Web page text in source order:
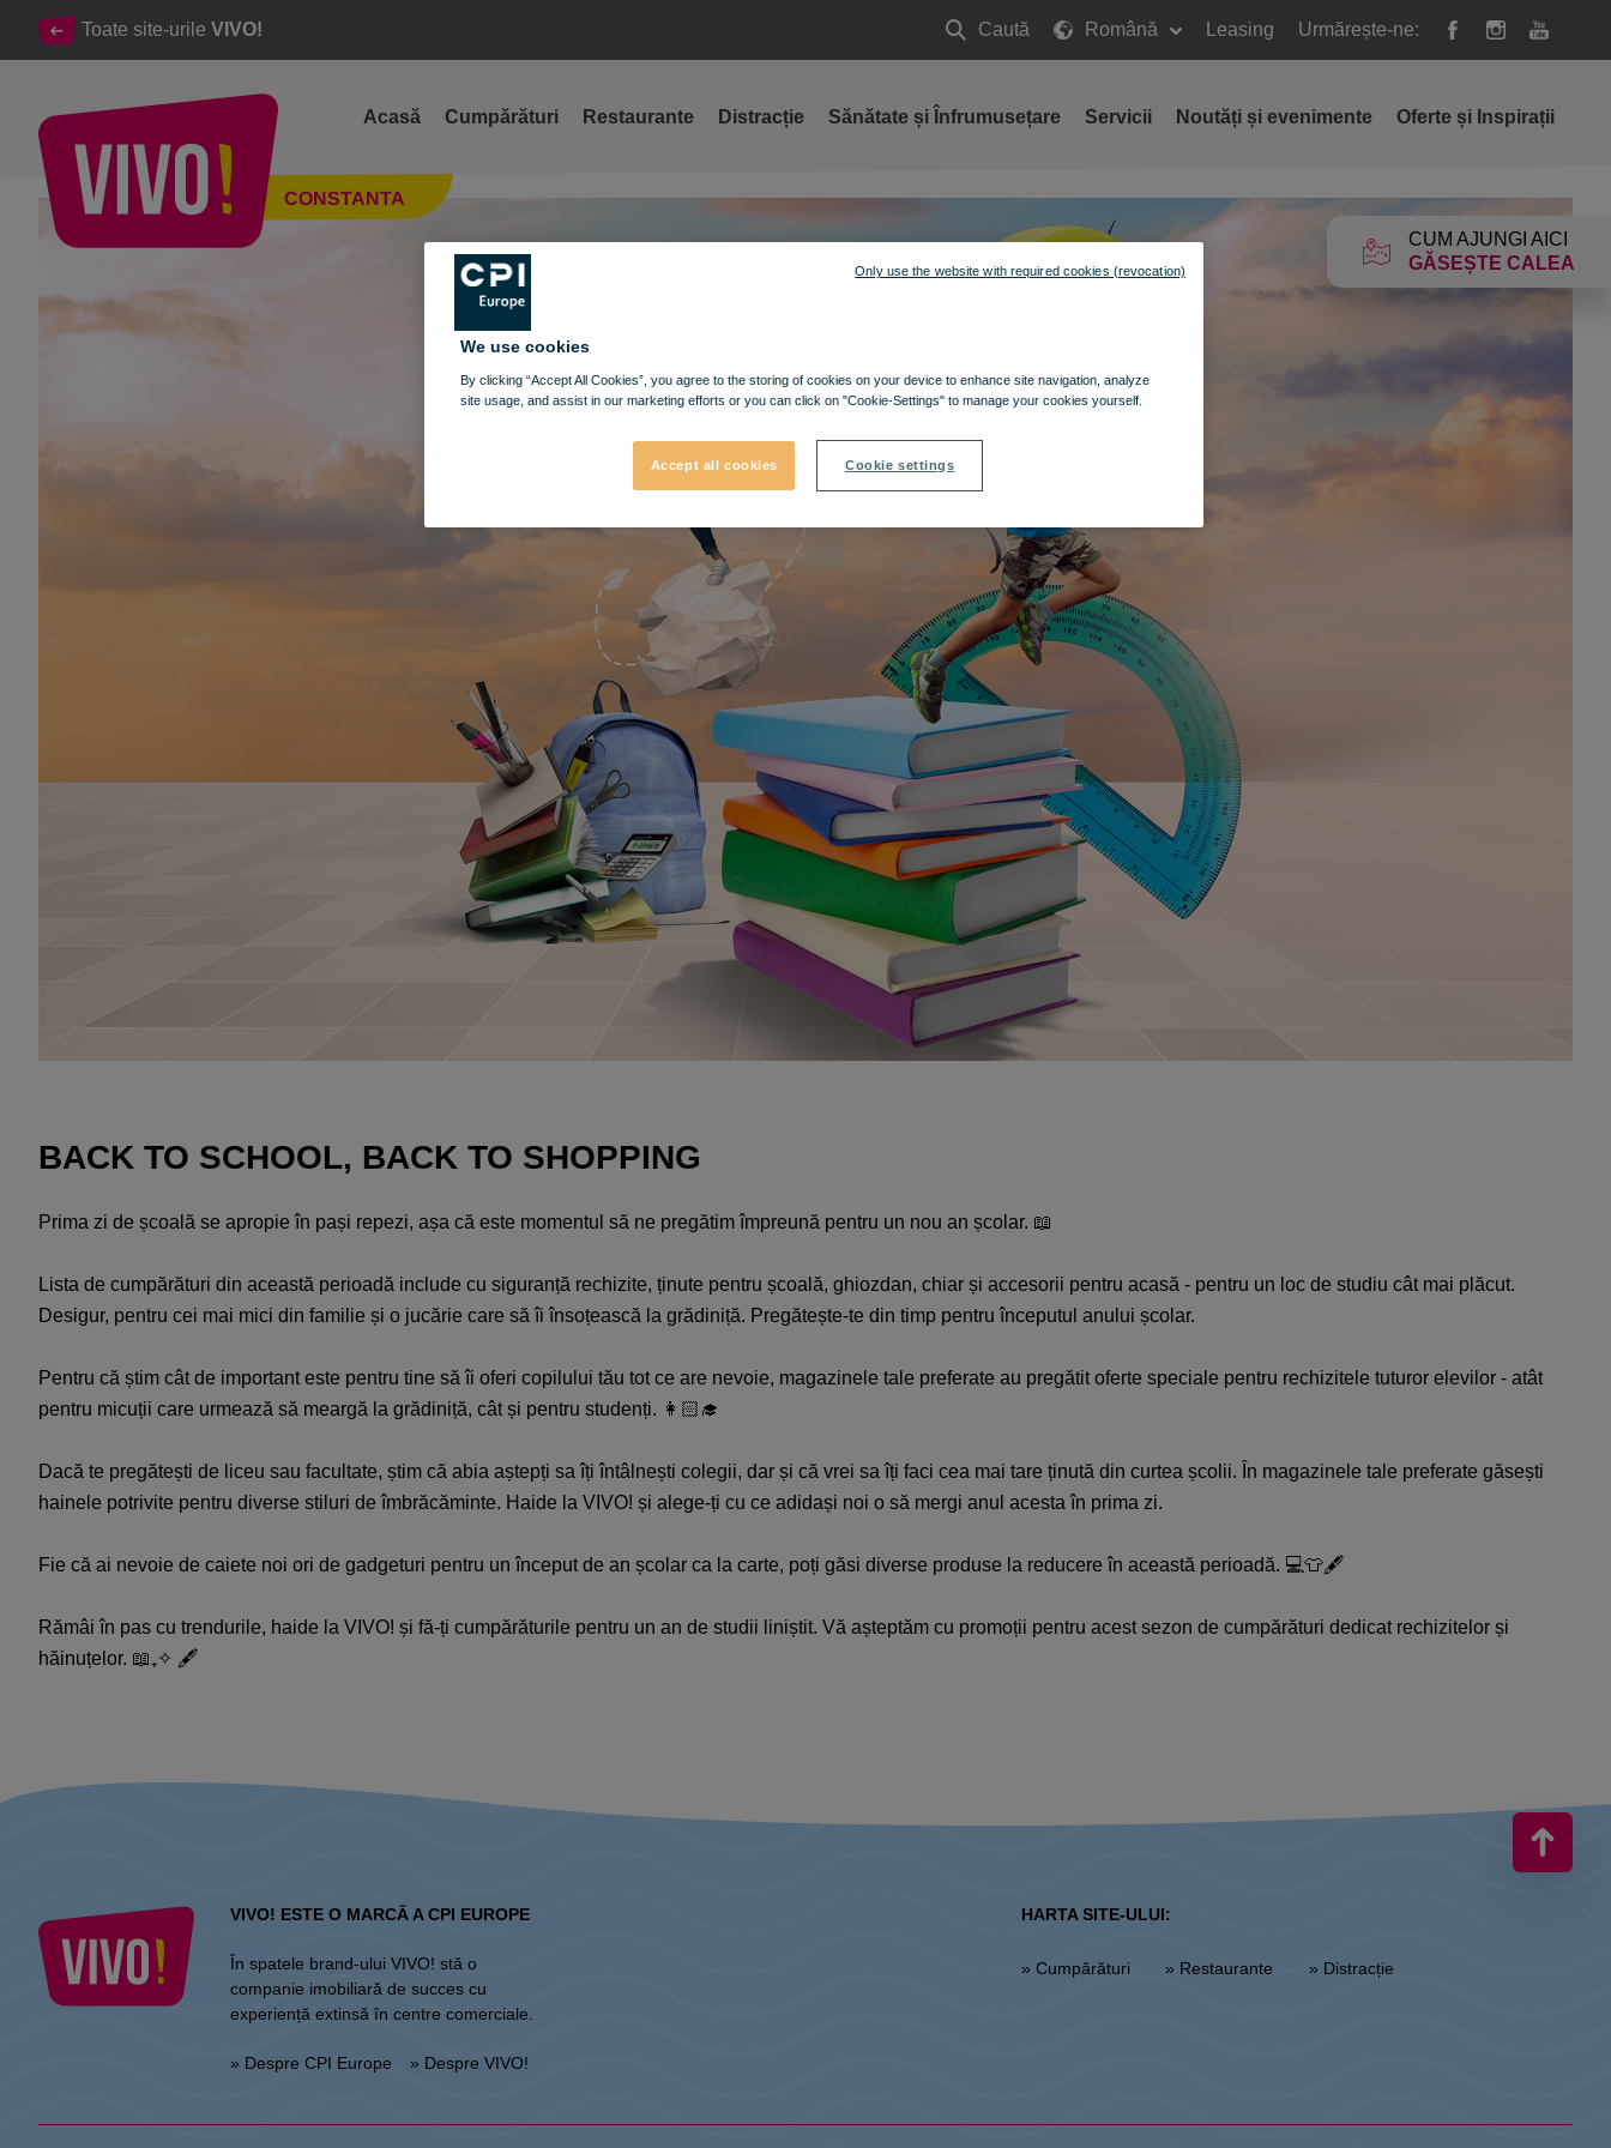
Toate site-urile VIVO! Caută
Caută
Română Leasing Urmărește-ne:
CUM AJUNGI AICI
GĂSEȘTE CALEA
CONSTANTA
Acasă Cumpărături Restaurante Distracție Sănătate și Înfrumusețare Servicii Noutăți și evenimente Oferte și Inspirații
BACK TO SCHOOL, BACK TO SHOPPING
BACK TO SCHOOL, BACK TO SHOPPING
Prima zi de școală se apropie în pași repezi, așa că este momentul să ne pregătim împreună pentru un nou an școlar. 📖
Lista de cumpărături din această perioadă include cu siguranță rechizite, ținute pentru școală, ghiozdan, chiar și accesorii pentru acasă - pentru un loc de studiu cât mai plăcut.
Desigur, pentru cei mai mici din familie și o jucărie care să îi însoțească la grădiniță. Pregătește-te din timp pentru începutul anului școlar.
Pentru că știm cât de important este pentru tine să îi oferi copilului tău tot ce are nevoie, magazinele tale preferate au pregătit oferte speciale pentru rechizitele tuturor elevilor - atât
pentru micuții care urmează să meargă la grădiniță, cât și pentru studenți. 👩🏻‍🎓
Dacă te pregătești de liceu sau facultate, știm că abia aștepți sa îți întâlnești colegii, dar și că vrei sa îți faci cea mai tare ținută din curtea școlii. În magazinele tale preferate găsești
hainele potrivite pentru diverse stiluri de îmbrăcăminte. Haide la VIVO! și alege-ți cu ce adidași noi o să mergi anul acesta în prima zi.
Fie că ai nevoie de caiete noi ori de gadgeturi pentru un început de an școlar ca la carte, poți găsi diverse produse la reducere în această perioadă. 💻👕🖋️
Rămâi în pas cu trendurile, haide la VIVO! și fă-ți cumpărăturile pentru un an de studii liniștit. Vă așteptăm cu promoții pentru acest sezon de cumpărături dedicat rechizitelor și
hăinuțelor. 📖₊✧ 🖋️
VIVO! ESTE O MARCĂ A CPI EUROPE
În spatele brand-ului VIVO! stă o
companie imobiliară de succes cu
experiență extinsă în centre comerciale.
» Despre CPI Europe » Despre VIVO!
HARTA SITE-ULUI:
» Cumpărături » Restaurante » Distracție
We use cookies
By clicking “Accept All Cookies”, you agree to the storing of cookies on your device to enhance site navigation, analyze
site usage, and assist in our marketing efforts or you can click on "Cookie-Settings" to manage your cookies yourself.
Accept all cookies Cookie settings
Only use the website with required cookies (revocation)